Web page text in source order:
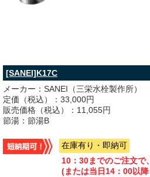
[SANEI]K17C
メーカー：SANEI（三栄水栓製作所）
定価（税込）：33,000円
販売価格（税込）：11,055円
節湯：節湯B
在庫有り・即納可
10：30までのご注文で
(または当日14：00以